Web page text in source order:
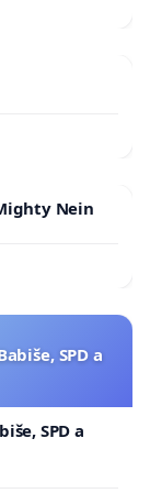
Nein
SPD a
SPD a